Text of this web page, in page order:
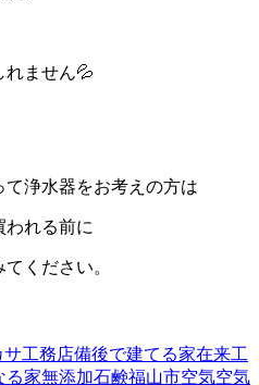
れません💦
て浄水器をお考えの方は
われる前に
ください。
サ工務店備後で建てる家在来工
る家無添加石鹸福山市空気空気